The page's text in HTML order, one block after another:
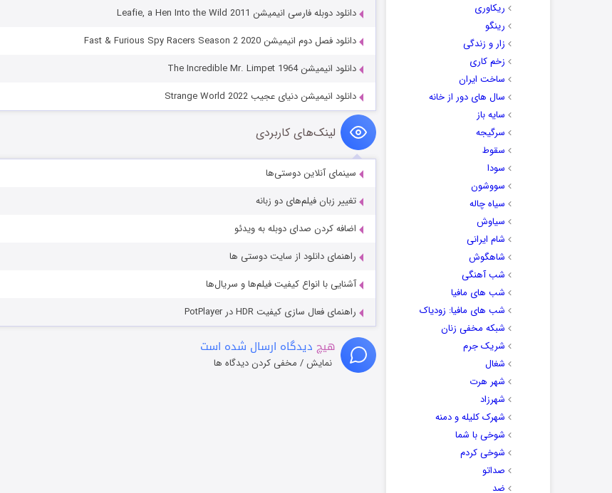
ریکاوری
رینگو
زار و زندگی
زخم کاری
ساخت ایران
سال های دور از خانه
سایه باز
سرگیجه
سقوط
سودا
سووشون
سیاه چاله
سیاوش
شام ایرانی
شاهگوش
شب آهنگی
شب های مافیا
شب های مافیا: زودیاک
شبکه مخفی زنان
شریک جرم
شغال
شهر هرت
شهرزاد
شهرک کلیله و دمنه
شوخی با شما
شوخی کردم
صداتو
ضد
دانلود دوبله فارسی انیمیشن Leafie, a Hen Into the Wild 2011
دانلود فصل دوم انیمیشن Fast & Furious Spy Racers Season 2 2020
دانلود انیمیشن The Incredible Mr. Limpet 1964
دانلود انیمیشن دنیای عجیب Strange World 2022
لینک‌های کاربردی
سینمای آنلاین دوستی‌ها
تغییر زبان فیلم‌های دو زبانه
اضافه کردن صدای دوبله به ویدئو
راهنمای دانلود از سایت دوستی ها
آشنایی با انواع کیفیت فیلم‌ها و سریال‌ها
راهنمای فعال سازی کیفیت HDR در PotPlayer
هیچ دیدگاه ارسال شده است
نمایش / مخفی کردن دیدگاه ها